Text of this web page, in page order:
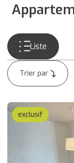
Liste
exclusif